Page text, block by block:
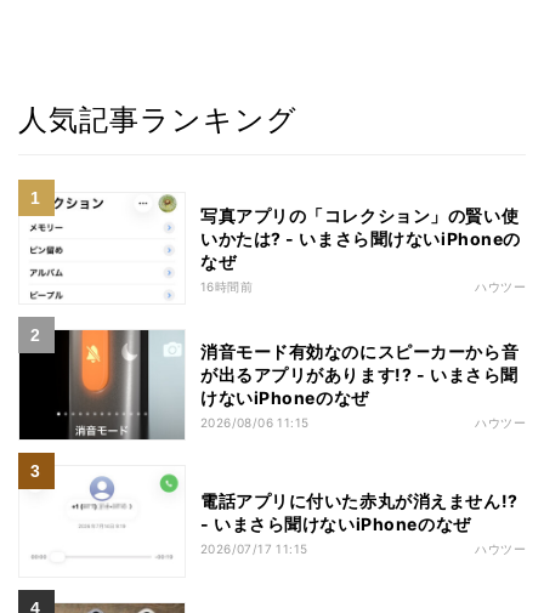
人気記事ランキング
写真アプリの「コレクション」の賢い使
いかたは? - いまさら聞けないiPhoneの
なぜ
16時間前 ハウツー
消音モード有効なのにスピーカーから音
が出るアプリがあります!? - いまさら聞
けないiPhoneのなぜ
2026/08/06 11:15 ハウツー
電話アプリに付いた赤丸が消えません!?
- いまさら聞けないiPhoneのなぜ
2026/07/17 11:15 ハウツー